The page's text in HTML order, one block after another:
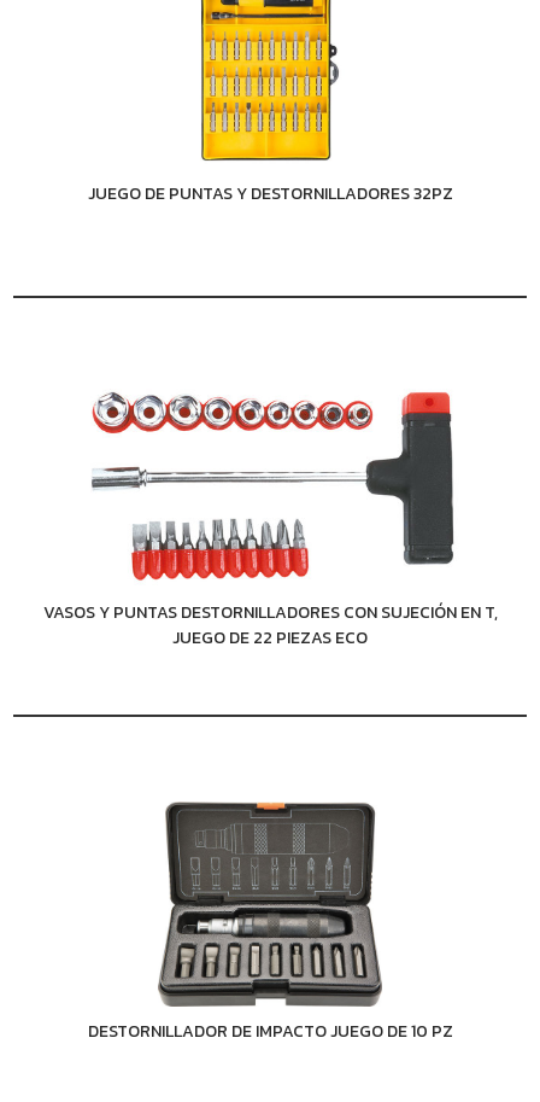
JUEGO DE PUNTAS Y DESTORNILLADORES 32PZ
VASOS Y PUNTAS DESTORNILLADORES CON SUJECIÓN EN T,
JUEGO DE 22 PIEZAS ECO
DESTORNILLADOR DE IMPACTO JUEGO DE 10 PZ